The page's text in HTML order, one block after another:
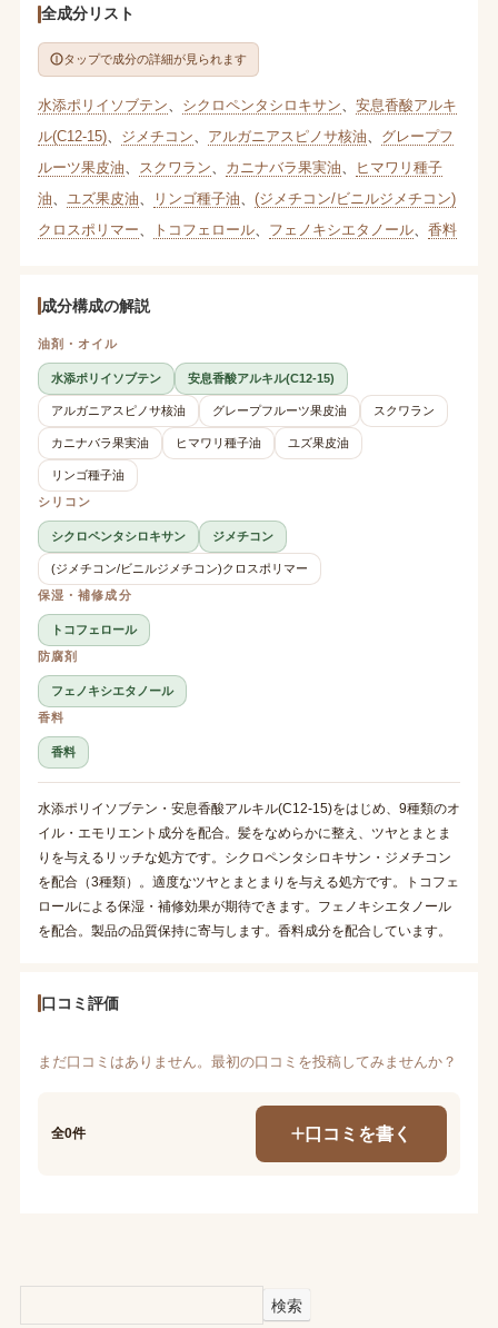
全成分リスト
タップで成分の詳細が見られます
水添ポリイソブテン シクロペンタシロキサン
安息香酸アルキ
ル(C12-15)、 ジメチコン アルガニアスピノサ核油
グレープフ
ルーツ果皮油
スクワラン カニナバラ果実油
ヒマワリ種子
油
ユズ果皮油 リンゴ種子油
(ジメチコン/ビニルジメチコン)
クロスポリマー
トコフェロール、 フェノキシエタノール、 香料
成分構成の解説
油剤・オイル
水添ポリイソブテン 安息香酸アルキル(C12-15)
アルガニアスピノサ核油 グレープフルーツ果皮油 スクワラン
カニナバラ果実油 ヒマワリ種子油 ユズ果皮油
リンゴ種子油
シリコン
シクロペンタシロキサン ジメチコン
(ジメチコン/ビニルジメチコン)クロスポリマー
保湿・補修成分
トコフェロール
防腐剤
フェノキシエタノール
香料
香料
水添ポリイソブテン・安息香酸アルキル(C12-15)をはじめ、9種類のオ
イル・エモリエント成分を配合。髪をなめらかに整え、ツヤとまとま
りを与えるリッチな処方です。シクロペンタシロキサン・ジメチコン
を配合（3種類）。適度なツヤとまとまりを与える処方です。トコフェ
ロールによる保湿・補修効果が期待できます。フェノキシエタノール
を配合。製品の品質保持に寄与します。香料成分を配合しています。
口コミ評価
まだ口コミはありません。最初の口コミを投稿してみませんか？
全0件 口コミを書く
検索